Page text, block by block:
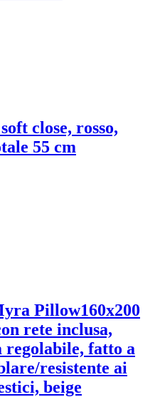
close, rosso,
55 cm
Pillow160x200
rete inclusa,
fatto a
resistente ai
beige